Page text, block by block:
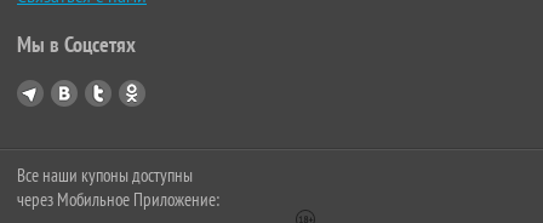
Мы в Соцсетях
Все наши купоны доступны
через Мобильное Приложение: